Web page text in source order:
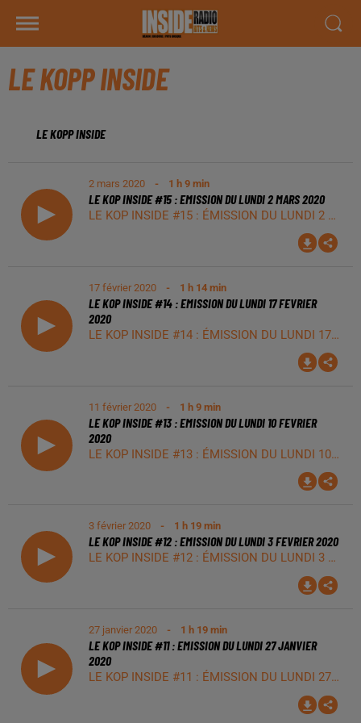
LE KOPP INSIDE
LE KOPP INSIDE
2 mars 2020 - 1 h 9 min
LE KOP INSIDE #15 : EMISSION DU LUNDI 2 MARS 2020
LE KOP INSIDE #15 : ÉMISSION DU LUNDI 2 MARS 2020 La team du Kop Inside recevait ce lundi : - David Debrincat (traversée de l'Australie) Et par téléphone : Lamine Gueye ( Ailier droit du Pau Fc) Facebook LE KOP INSIDE : https://www.facebook.com/lekopinside/ Supporter de tous les sports dans les Pyrénées ! En direct chaque lundi de 19h00 à 20h30 sur Radio INSIDE, à Pau sur 99.8 Fm et à Tarbes 88.7 Fm. Également sur notre application smartphone, sur tous les stores.
17 février 2020 - 1 h 14 min
LE KOP INSIDE #14 : EMISSION DU LUNDI 17 FEVRIER
2020
LE KOP INSIDE #14 : ÉMISSION DU LUNDI 17 FEVRIER 2020 La team du Kop Inside recevait ce lundi : Guidon Cyclosportif Pyrénéen ( https://www.facebook.com/Gcp-Guidon-Cyclosportif-Pyrénéen-2110094682550361/) Pour le 9ème Grand Prix d'ouverture Ufolep, le 8 Mars 2020. Benjamin Lacaze (President Guidon Cyclosportif Pyrénéen) et Cyprien Lanteaume (Cellule course Guidon Cyclosportif Pyrénéen) Et par téléphone : Albain Méron (Capitaine du Stado TPR) Facebook LE KOP INSIDE : https://www.facebook.com/lekopinside/ Supporter de tous les sports dans les Pyrénées ! En direct chaque lundi de 19h00 à 20h30 sur Radio INSIDE, à Pau sur 99.8 Fm et à Tarbes 88.7 Fm. Également sur notre application smartphone, sur tous les stores.
11 février 2020 - 1 h 9 min
LE KOP INSIDE #13 : EMISSION DU LUNDI 10 FEVRIER
2020
LE KOP INSIDE #13 : ÉMISSION DU LUNDI 10 FEVRIER 2020 La team du Kop Inside recevait ce lundi : Ski Club Asm Pau ( https://www.facebook.com/SKI-CLUB-ASM-PAU-1898224380421292/) Pascal Picard (President) et Christophe Bourniol (Vice-président) Facebook LE KOP INSIDE : https://www.facebook.com/lekopinside/ Supporter de tous les sports dans les Pyrénées ! En direct chaque lundi de 19h00 à 20h30 sur Radio INSIDE, à Pau sur 99.8 Fm et à Tarbes 88.7 Fm. Également sur notre application smartphone, sur tous les stores.
3 février 2020 - 1 h 19 min
LE KOP INSIDE #12 : EMISSION DU LUNDI 3 FEVRIER 2020
LE KOP INSIDE #12 : ÉMISSION DU LUNDI 3 FEVRIER 2020 La team du Kop Inside recevait ce lundi : BORDES SPORT HANDBALL ( https://www.facebook.com/bordes.sportshandball/) Melissa Marques, Océlia Poux et Auréa Faure. Facebook LE KOP INSIDE : https://www.facebook.com/lekopinside/ Supporter de tous les sports dans les Pyrénées ! En direct chaque lundi de 19h00 à 20h30 sur Radio INSIDE, à Pau sur 99.8 Fm et à Tarbes 88.7 Fm. Également sur notre application smartphone, sur tous les stores.
27 janvier 2020 - 1 h 19 min
LE KOP INSIDE #11 : EMISSION DU LUNDI 27 JANVIER
2020
LE KOP INSIDE #11 : ÉMISSION DU LUNDI 27 JANVIER 2020 La team du Kop Inside recevait ce lundi : LONS CHEERLEADING TEAM LCT Clarisse, Mathilde, Audrey, Camille, Cloé, Jenny (Lons Cheerleading Team) et Paul Maisonneuve (Pau FC, milieu de terrain), Antoine Perpignaa (Pau FC, chargé de communication et billetterie) Pau Football Club Facebook LE KOP INSIDE : https://www.facebook.com/lekopinside/ Supporter de tous les sports dans les Pyrénées ! En direct chaque lundi de 19h00 à 20h30 sur Radio INSIDE, à Pau sur 99.8 Fm et à Tarbes 88.7 Fm. Également sur notre application smartphone, sur tous les stores.